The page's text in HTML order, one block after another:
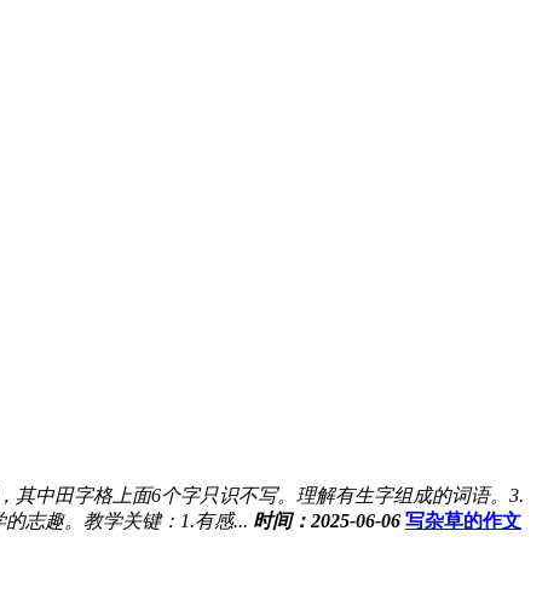
其中田字格上面6个字只识不写。理解有生字组成的词语。3.
志趣。教学关键：1.有感... 时间：2025-06-06 写杂草的作文